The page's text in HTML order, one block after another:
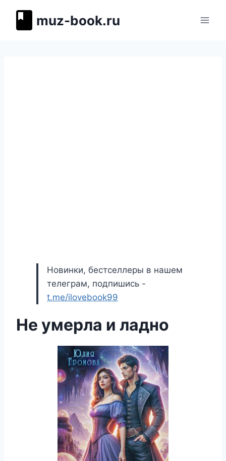
muz-book.ru
Новинки, бестселлеры в нашем
телеграм, подпишись -
t.me/ilovebook99
Не умерла и ладно